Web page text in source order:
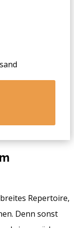
Repertoire,
Denn sonst